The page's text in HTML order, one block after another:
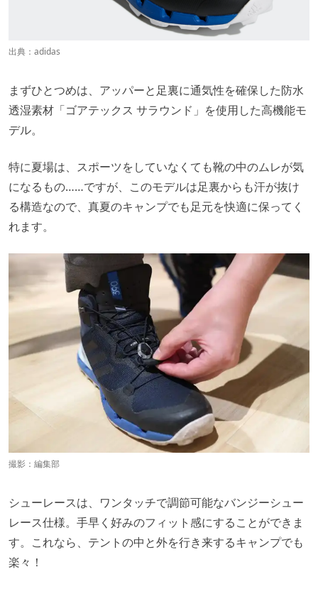
出典： adidas
まずひとつめは、アッパーと足裏に通気性を確保した防水
透湿素材「ゴアテックス サラウンド」を使用した高機能モ
デル。
特に夏場は、スポーツをしていなくても靴の中のムレが気
になるもの……ですが、このモデルは足裏からも汗が抜け
る構造なので、真夏のキャンプでも足元を快適に保ってく
れます。
撮影：編集部
シューレースは、ワンタッチで調節可能なバンジーシュー
レース仕様。手早く好みのフィット感にすることができま
す。これなら、テントの中と外を行き来するキャンプでも
楽々！